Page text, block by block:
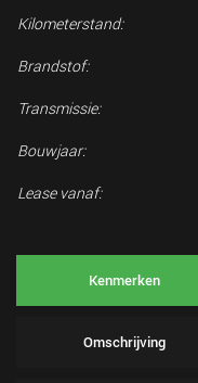
Kilometerstand:
Brandstof:
Transmissie:
Bouwjaar:
Lease vanaf:
Kenmerken
Omschrijving